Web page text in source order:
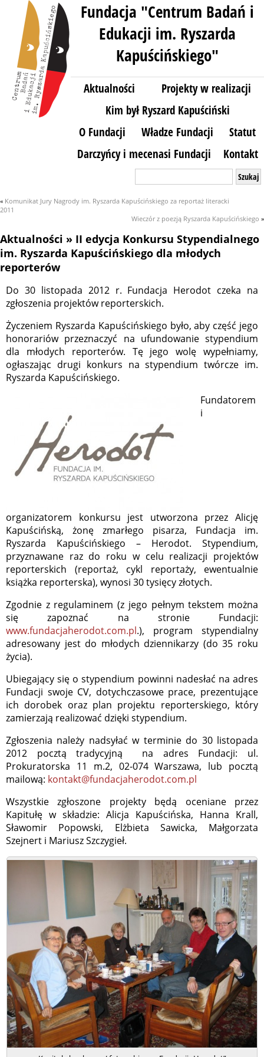
Fundacja "Centrum Badań i
Edukacji im. Ryszarda
Kapuścińskiego"
Aktualności
Projekty w realizacji
Kim był Ryszard Kapuściński
O Fundacji
Władze Fundacji
Statut
Darczyńcy i mecenasi Fundacji
Kontakt
« Komunikat Jury Nagrody im. Ryszarda Kapuścińskiego za reportaż literacki
2011
Wieczór z poezją Ryszarda Kapuścińskiego »
Aktualności » II edycja Konkursu Stypendialnego
im. Ryszarda Kapuścińskiego dla młodych
reporterów
Do 30 listopada 2012 r. Fundacja Herodot czeka na
zgłoszenia projektów reporterskich.
Życzeniem Ryszarda Kapuścińskiego było, aby część jego
honorariów przeznaczyć na ufundowanie stypendium
dla młodych reporterów. Tę jego wolę wypełniamy,
ogłaszając drugi konkurs na stypendium twórcze im.
Ryszarda Kapuścińskiego.
Fundatorem
i
organizatorem konkursu jest utworzona przez Alicję
Kapuścińską, żonę zmarłego pisarza, Fundacja im.
Ryszarda Kapuścińskiego – Herodot. Stypendium,
przyznawane raz do roku w celu realizacji projektów
reporterskich (reportaż, cykl reportaży, ewentualnie
książka reporterska), wynosi 30 tysięcy złotych.
Zgodnie z regulaminem (z jego pełnym tekstem można
się zapoznać na stronie Fundacji:
www.fundacjaherodot.com.pl.), program stypendialny
adresowany jest do młodych dziennikarzy (do 35 roku
życia).
Ubiegający się o stypendium powinni nadesłać na adres
Fundacji swoje CV, dotychczasowe prace, prezentujące
ich dorobek oraz plan projektu reporterskiego, który
zamierzają realizować dzięki stypendium.
Zgłoszenia należy nadsyłać w terminie do 30 listopada
2012 pocztą tradycyjną na adres Fundacji: ul.
Prokuratorska 11 m.2, 02-074 Warszawa, lub pocztą
mailową: kontakt@fundacjaherodot.com.pl
Wszystkie zgłoszone projekty będą oceniane przez
Kapitułę w składzie: Alicja Kapuścińska, Hanna Krall,
Sławomir Popowski, Elżbieta Sawicka, Małgorzata
Szejnert i Mariusz Szczygieł.